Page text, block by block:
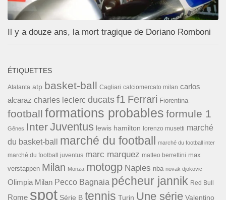
Il y a douze ans, la mort tragique de Doriano Romboni
ÉTIQUETTES
Atalanta atp basket-ball Cagliari calciomercato milan carlos
alcaraz charles leclerc ducats f1 Ferrari Fiorentina
football formations probables formule 1
Gênes InterJuventus lewis hamilton lorenzo musetti marché
du basket-ball
marché du football marché du football inter
marché du football juventus marc marquez matteo berrettini max
verstappen Milan Monza motogp Naples nba novak djokovic
Olimpia Milan Pecco Bagnaia pécheur jannik Red Bull
Rome spot Série B tennis Turin Une série Valentino